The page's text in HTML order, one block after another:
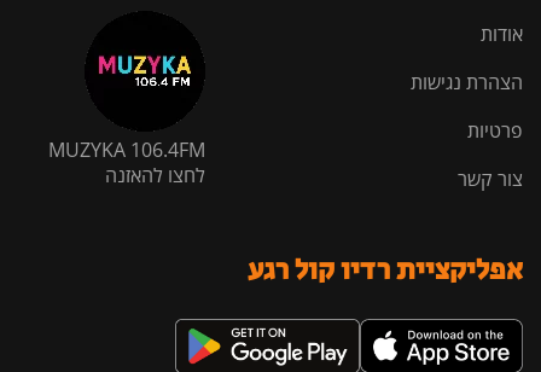
אודות
הצהרת נגישות
פרטיות
צור קשר
MUZYKA 106.4FM
לחצו להאזנה
אפליקציית רדיו קול רגע